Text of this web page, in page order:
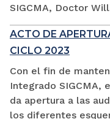
SIGCMA, Doctor
ACTO DE
CICLO 2023
Con el fin de
Integrado SIGCMA,
da apertura a las
los diferentes